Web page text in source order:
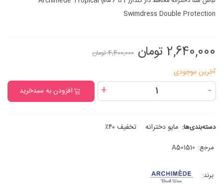
Swimdress Double Protection
2,640,000 تومان 4,400,000 تومان
آخرین موجودی
-
+ افزودن به سبدخرید
دسته‌بندی‌ها: مایو دخترانه تخفیف ۴۰٪
مرجع: A501510
برند: